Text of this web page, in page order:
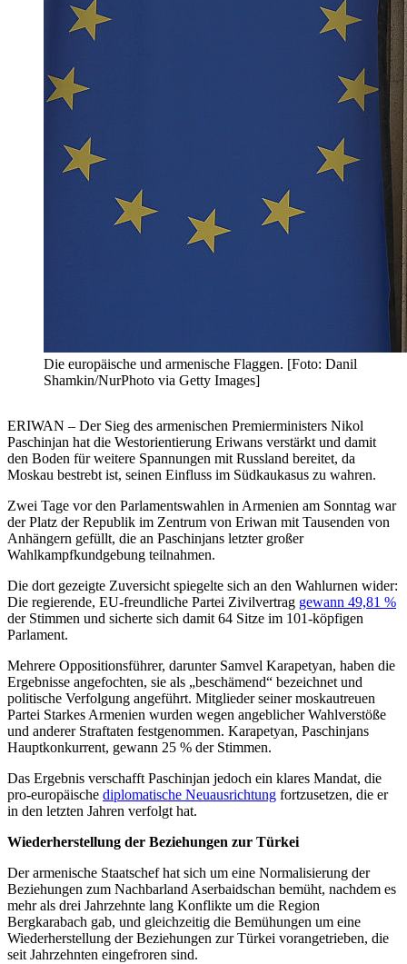
Die europäische und armenische Flaggen. [Foto: Danil
Shamkin/NurPhoto via Getty Images]
ERIWAN – Der Sieg des armenischen Premierministers Nikol
Paschinjan hat die Westorientierung Eriwans verstärkt und damit
den Boden für weitere Spannungen mit Russland bereitet, da
Moskau bestrebt ist, seinen Einfluss im Südkaukasus zu wahren.
Zwei Tage vor den Parlamentswahlen in Armenien am Sonntag war
der Platz der Republik im Zentrum von Eriwan mit Tausenden von
Anhängern gefüllt, die an Paschinjans letzter großer
Wahlkampfkundgebung teilnahmen.
Die dort gezeigte Zuversicht spiegelte sich an den Wahlurnen wider:
Die regierende, EU-freundliche Partei Zivilvertrag gewann 49,81 %
der Stimmen und sicherte sich damit 64 Sitze im 101-köpfigen
Parlament.
Mehrere Oppositionsführer, darunter Samvel Karapetyan, haben die
Ergebnisse angefochten, sie als „beschämend“ bezeichnet und
politische Verfolgung angeführt. Mitglieder seiner moskautreuen
Partei Starkes Armenien wurden wegen angeblicher Wahlverstöße
und anderer Straftaten festgenommen. Karapetyan, Paschinjans
Hauptkonkurrent, gewann 25 % der Stimmen.
Das Ergebnis verschafft Paschinjan jedoch ein klares Mandat, die
pro-europäische diplomatische Neuausrichtung fortzusetzen, die er
in den letzten Jahren verfolgt hat.
Wiederherstellung der Beziehungen zur Türkei
Der armenische Staatschef hat sich um eine Normalisierung der
Beziehungen zum Nachbarland Aserbaidschan bemüht, nachdem es
mehr als drei Jahrzehnte lang Konflikte um die Region
Bergkarabach gab, und gleichzeitig die Bemühungen um eine
Wiederherstellung der Beziehungen zur Türkei vorangetrieben, die
seit Jahrzehnten eingefroren sind.